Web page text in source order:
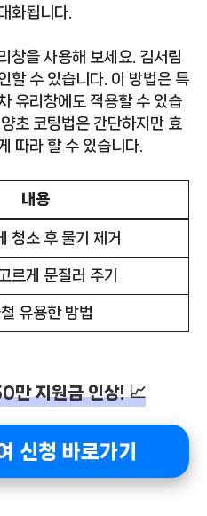
화됩니다.
창을 사용해 보세요. 김서림
할 수 있습니다. 이 방법은 특
유리창에도 적용할 수 있습
초 코팅법은 간단하지만 효
따라 할 수 있습니다.
내용
청소 후 물기 제거
르게 문질러 주기
유용한 방법
지원금 인상! 📈
신청 바로가기